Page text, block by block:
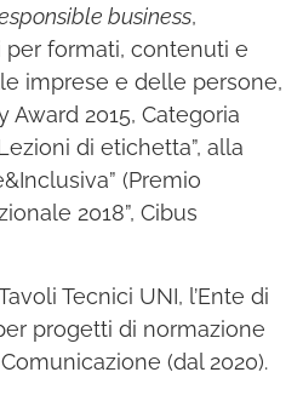
business,
formati, contenuti e
imprese e delle persone,
Award 2015, Categoria
di etichetta”, alla
(Premio
2018”, Cibus
Tecnici UNI, l’Ente di
progetti di normazione
(dal 2020).